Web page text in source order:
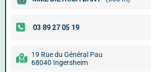
19 Rue du Général Pau
68040 Ingersheim